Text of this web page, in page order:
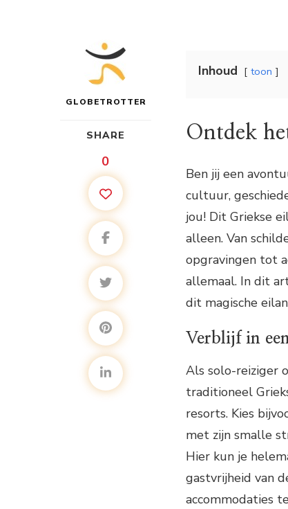
GLOBETROTTER
SHARE
0
Inhoud toon
Ontdek
Ben jij een
cultuur,
jou! Dit Griekse
alleen. Van
opgravingen tot
allemaal. In dit
dit magische
Verblijf in
Als solo-reiziger
traditioneel
resorts. Kies
met zijn smalle
Hier kun je
gastvrijheid van
accommodaties